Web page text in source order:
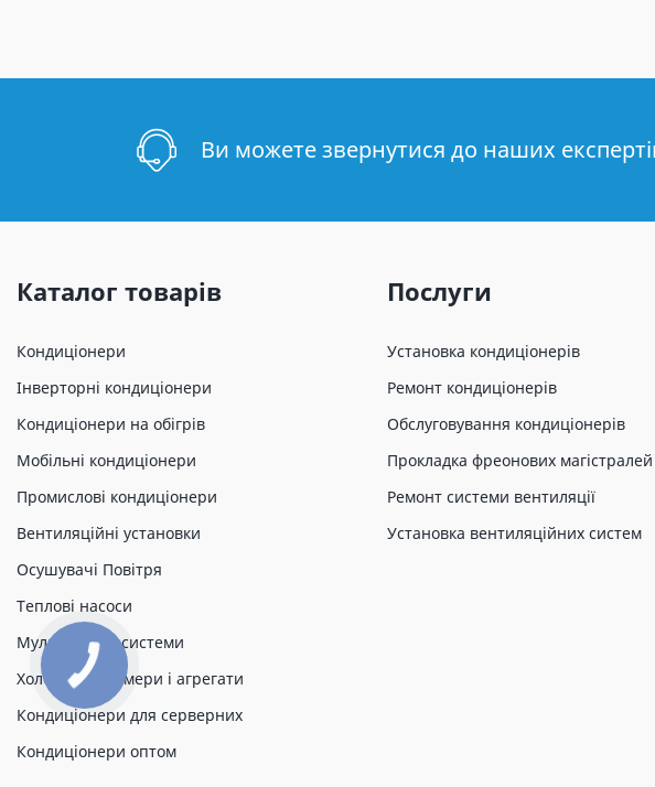
Ви можете звернутися до наших
Каталог товарів
Кондиціонери
Інверторні кондиціонери
Кондиціонери на обігрів
Мобільні кондиціонери
Промислові кондиціонери
Вентиляційні установки
Осушувачі Повітря
Теплові насоси
Мульти спліт системи
Холодильні камери і агрегати
Кондиціонери для серверних
Кондиціонери оптом
Послуги
Установка кондиціонерів
Ремонт кондиціонерів
Обслуговування кондиціонерів
Прокладка фреонових магістралей
Ремонт системи вентиляції
Установка вентиляційних систем